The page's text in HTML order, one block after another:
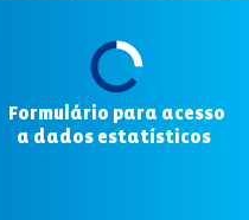
Formulário para acesso
a dados estatísticos